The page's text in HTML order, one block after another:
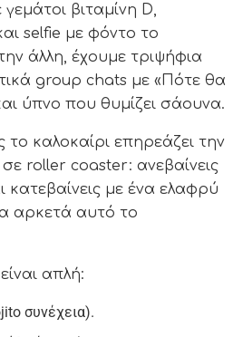
βιταμίνη D,
selfie με φόντο το
άλλη, έχουμε τριψήφια
group chats με «Πότε θα
ύπνο που θυμίζει σάουνα.
το καλοκαίρι επηρεάζει την
roller coaster: ανεβαίνεις
κατεβαίνεις με ένα ελαφρύ
αρκετά αυτό το
απλή:
συνέχεια).